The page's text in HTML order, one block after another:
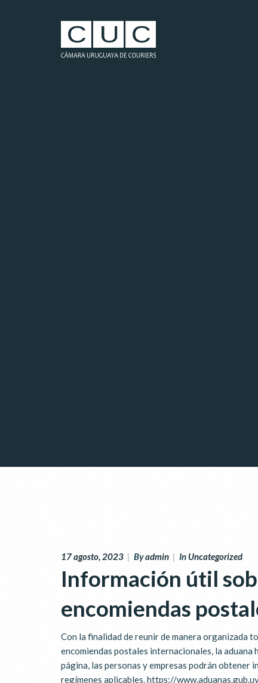
17 agosto, 2023 | Byadmin | In Uncategorized
Información útil
encomiendas
Con la finalidad de reunir de manera organizada
encomiendas postales internacionales, la aduana
página, las personas y empresas podrán
regímenes aplicables. https://